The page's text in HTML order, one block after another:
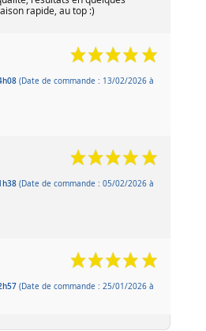
rapide, au top :)
(Date de commande : 13/02/2026 à
(Date de commande : 05/02/2026 à
(Date de commande : 25/01/2026 à